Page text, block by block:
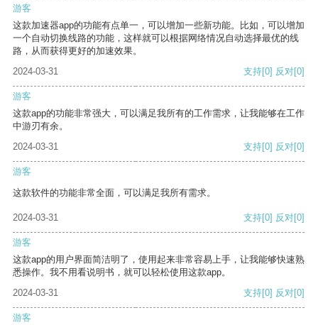
游客
这款加速器app的功能有点单一，可以增加一些新功能。比如，可以增加
一个自动切换线路的功能，这样就可以根据网络情况自动选择最优的线
路，从而获得更好的加速效果。
2024-03-31
支持[0] 反对[0]
游客
这款app的功能非常强大，可以满足我所有的工作需求，让我能够在工作
中游刃有余。
2024-03-31
支持[0] 反对[0]
游客
这款软件的功能非常全面，可以满足我所有需求。
2024-03-31 支持[0] 反对[0]
游客
这款app的用户界面简洁明了，使用起来非常容易上手，让我能够快速熟
悉操作。我不用看说明书，就可以轻松使用这款app。
2024-03-31
支持[0] 反对[0]
游客